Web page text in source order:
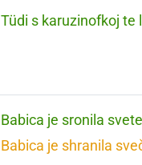
Tüdi s karuzinofkoj te
Babica je sronila
Babica je shranila